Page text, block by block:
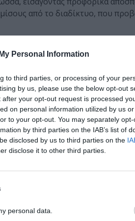
Personal Information
to third parties, or processing of your
by us, please use the below opt-out
your opt-out request is processed
on personal information utilized by us
to your opt-out. You may separately
by third parties on the IAB’s list of
disclosed by us to third parties on the
disclose it to other third parties.
personal data.
από το διαδίκτυο, που
μια ποικιλόμορφη ομάδα 17
μια ιδεατή κοινότητα.
και τα μόρια, όλα ανήκουν σε
δεν είναι ίσως εντέλει παρά
να είμαστε διαφορετικοί μαζί».
χώρο μιας πιθανής δημοκρατίας,
Η προσωπική φωνή κάθε χορευτή
δυνατότητες μιας κοινής,
όλοι μαζί.